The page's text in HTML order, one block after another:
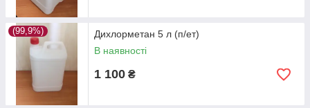
(99,9%)
Дихлорметан 5 л (п/ет)
В наявності
1 100 ₴